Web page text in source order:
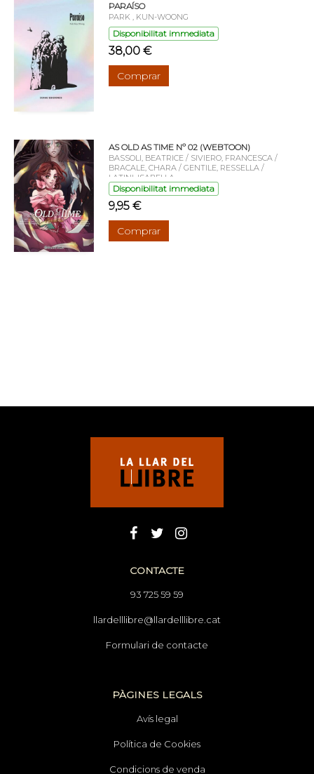
PARAÍSO
PARK , KUN-WOONG
Disponibilitat immediata
38,00 €
Comprar
AS OLD AS TIME Nº 02 (WEBTOON)
BASSOLI, BEATRICE / SIVIERO, FRANCESCA /
BRACALE, CHARA / GENTILE, RESSELLA /
LATINI, ISABELLA
Disponibilitat immediata
9,95 €
Comprar
CONTACTE
93 725 59 59
llardelllibre@llardelllibre.cat
Formulari de contacte
PÀGINES LEGALS
Avís legal
Política de Cookies
Condicions de venda